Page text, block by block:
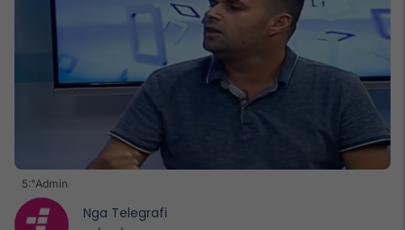
5:"Admin
Nga Telegrafi